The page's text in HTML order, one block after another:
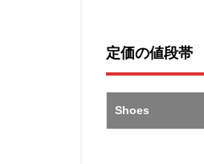
定価の値段帯
Shoes